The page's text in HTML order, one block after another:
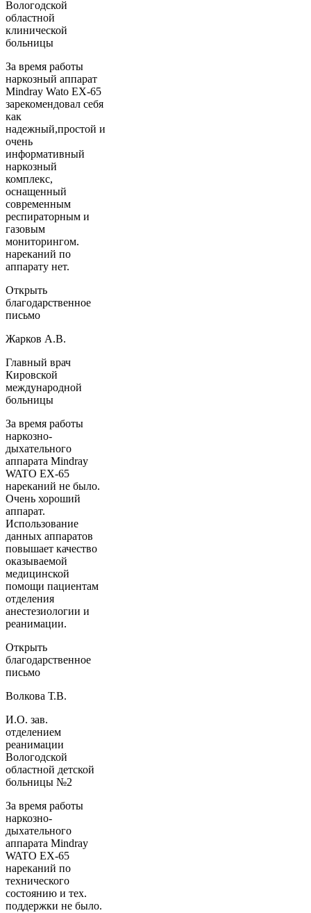
Вологодской
областной
клинической
больницы
За время работы
наркозный аппарат
Mindray Wato EX-65
зарекомендовал себя
как
надежный,простой и
очень
информативный
наркозный
комплекс,
оснащенный
современным
респираторным и
газовым
мониторингом.
нареканий по
аппарату нет.
Открыть
благодарственное
письмо
Жарков А.В.
Главный врач
Кировской
международной
больницы
За время работы
наркозно-
дыхательного
аппарата Mindray
WATO EX-65
нареканий не было.
Очень хороший
аппарат.
Использование
данных аппаратов
повышает качество
оказываемой
медицинской
помощи пациентам
отделения
анестезиологии и
реанимации.
Открыть
благодарственное
письмо
Волкова Т.В.
И.О. зав.
отделением
реанимации
Вологодской
областной детской
больницы №2
За время работы
наркозно-
дыхательного
аппарата Mindray
WATO EX-65
нареканий по
технического
состоянию и тех.
поддержки не было.